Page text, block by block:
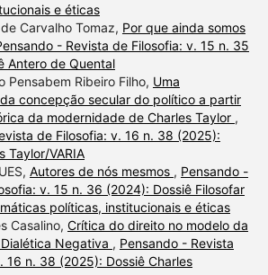
e éticas
Carvalho Tomaz, Por que ainda somos
- Revista de Filosofia: v. 15 n. 35
Antero de Quental
Pensabem Ribeiro Filho, Uma
concepção secular do político a partir
da modernidade de Charles Taylor ,
de Filosofia: v. 16 n. 38 (2025):
Taylor/VARIA
Autores de nós mesmos , Pensando -
v. 15 n. 36 (2024): Dossiê Filosofar
políticas, institucionais e éticas
Casalino, Crítica do direito no modelo da
Negativa , Pensando - Revista
16 n. 38 (2025): Dossiê Charles